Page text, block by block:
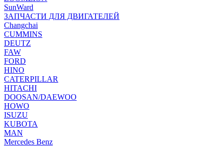
SunWard
ЗАПЧАСТИ ДЛЯ ДВИГАТЕЛЕЙ
Changchai
CUMMINS
DEUTZ
FAW
FORD
HINO
CATERPILLAR
HITACHI
DOOSAN/DAEWOO
HOWO
ISUZU
KUBOTA
MAN
Mercedes Benz